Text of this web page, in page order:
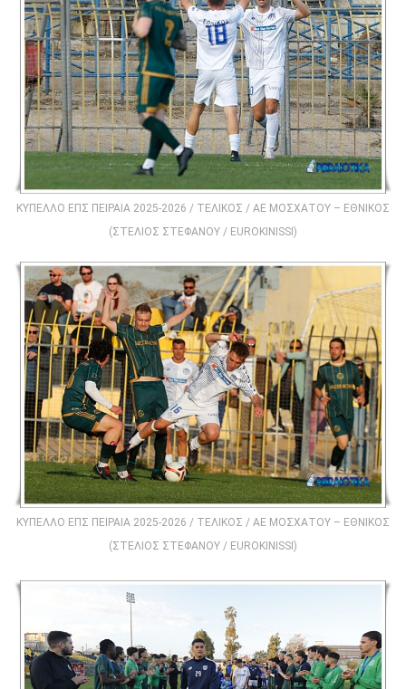
ΚΥΠΕΛΛΟ ΕΠΣ ΠΕΙΡΑΙΑ 2025-2026 / ΤΕΛΙΚΟΣ / ΑΕ ΜΟΣΧΑΤΟΥ – ΕΘΝΙΚΟΣ
(ΣΤΕΛΙΟΣ ΣΤΕΦΑΝΟΥ / EUROKINISSI)
ΚΥΠΕΛΛΟ ΕΠΣ ΠΕΙΡΑΙΑ 2025-2026 / ΤΕΛΙΚΟΣ / ΑΕ ΜΟΣΧΑΤΟΥ – ΕΘΝΙΚΟΣ
(ΣΤΕΛΙΟΣ ΣΤΕΦΑΝΟΥ / EUROKINISSI)